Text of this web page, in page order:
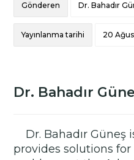
Gönderen Dr. Bahadır
Yayınlanma tarihi 20
Dr. Bahadır
Dr. Bahadır Güneş
provides solutions